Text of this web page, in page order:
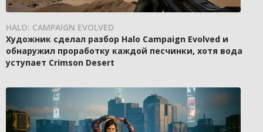
HALO: CAMPAIGN EVOLVED
Художник сделал разбор Halo Campaign Evolved и
обнаружил проработку каждой песчинки, хотя вода
уступает Crimson Desert